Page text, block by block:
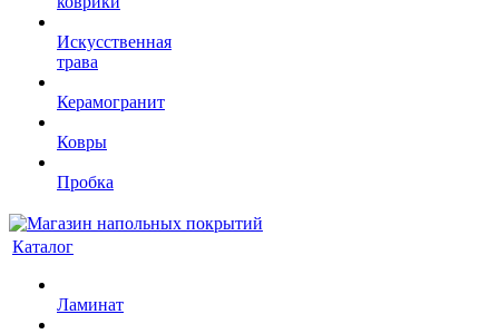
Искусственная
трава
Керамогранит
Ковры
Пробка
Каталог
Ламинат